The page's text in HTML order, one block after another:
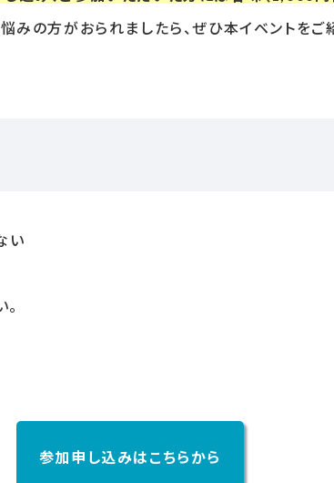
みの方がおられましたら、ぜひ本イベントをご
い
参加申し込みはこちらから